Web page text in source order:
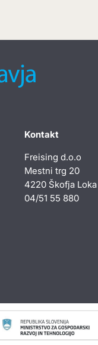
Kontakt
Freising d.o.o
Mestni trg 20
4220 Škofja Loka
04/51 55 880